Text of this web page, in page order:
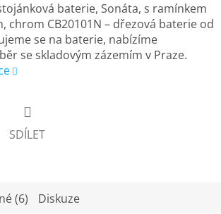
baterie, Sonáta, s ramínkem
chrom CB20101N – dřezová baterie od
se na baterie, nabízíme
se skladovým zázemím v Praze.
SDÍLET
(6) Diskuze